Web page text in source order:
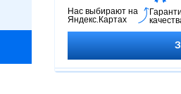
Нас выбирают на
Яндекс.Картах